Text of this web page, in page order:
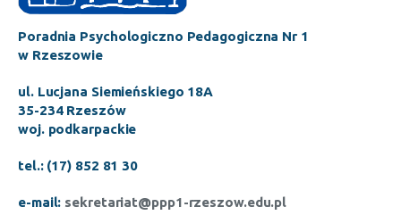
Poradnia Psychologiczno Pedagogiczna Nr 1
w Rzeszowie
ul. Lucjana Siemieńskiego 18A
35-234 Rzeszów
woj. podkarpackie
tel.: (17) 852 81 30
e-mail: sekretariat@ppp1-rzeszow.edu.pl